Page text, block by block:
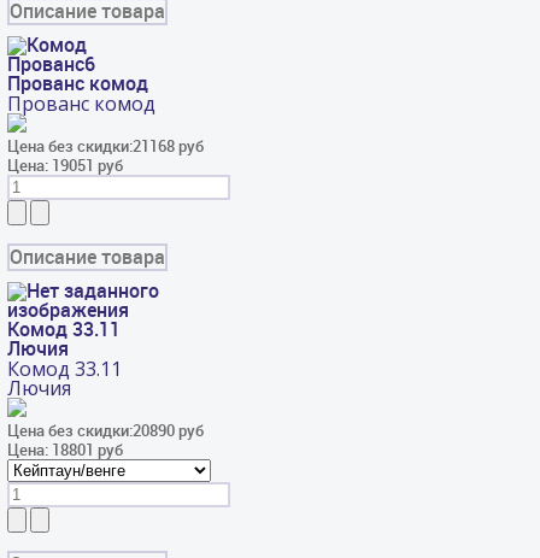
Описание товара
Прованс комод
Прованс комод
Цена без скидки:21168 руб
Цена: 19051 руб
Описание товара
Комод 33.11
Лючия
Комод 33.11
Лючия
Цена без скидки:20890 руб
Цена: 18801 руб